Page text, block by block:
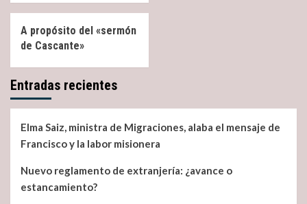
A propósito del «sermón
de Cascante»
Entradas recientes
Elma Saiz, ministra de Migraciones, alaba el mensaje de
Francisco y la labor misionera
Nuevo reglamento de extranjería: ¿avance o
estancamiento?